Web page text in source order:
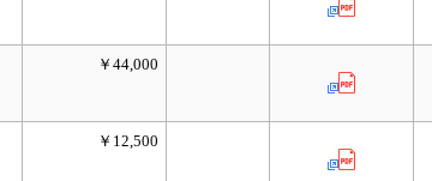
￥44,000
￥12,500